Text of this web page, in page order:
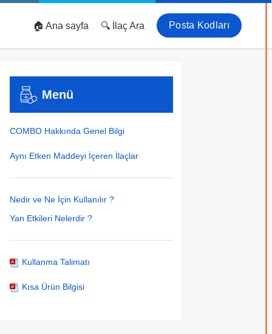
Posta Kodları
🔍 İlaç Ara
🏠 Ana sayfa
Menü
COMBO Hakkında Genel Bilgi
Aynı Etken Maddeyi İçeren İlaçlar
Nedir ve Ne İçin Kullanılır ?
Yan Etkileri Nelerdir ?
Kullanma Talimatı
Kısa Ürün Bilgisi